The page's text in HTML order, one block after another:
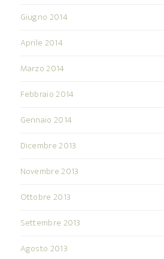
Giugno 2014
Aprile 2014
Marzo 2014
Febbraio 2014
Gennaio 2014
Dicembre 2013
Novembre 2013
Ottobre 2013
Settembre 2013
Agosto 2013